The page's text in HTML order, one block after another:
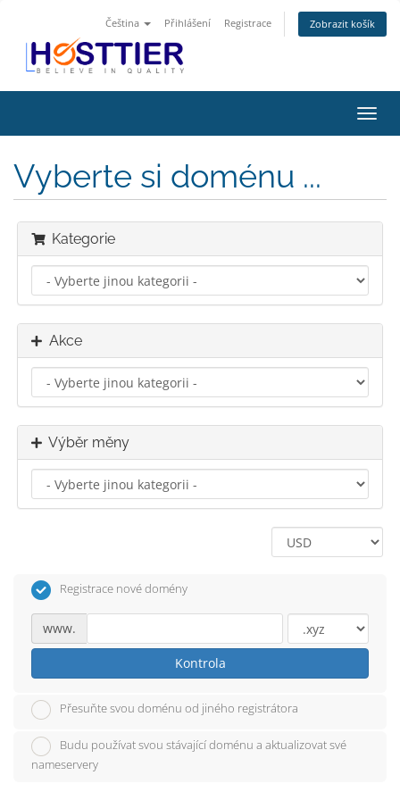
Čeština Přihlášení Registrace Zobrazit košík
Vyberte si doménu ...
Kategorie
Akce
Výběr měny
Registrace nové domény
www.
Kontrola
Přesuňte svou doménu od jiného registrátora
Budu používat svou stávající doménu a aktualizovat své
nameservery